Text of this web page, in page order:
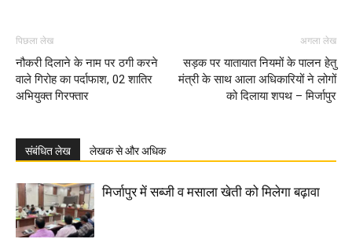
पिछला लेख
नौकरी दिलाने के नाम पर ठगी करने
वाले गिरोह का पर्दाफाश, 02 शातिर
अभियुक्त गिरफ्तार
अगला लेख
सड़क पर यातायात नियमों के पालन हेतु
मंत्री के साथ आला अधिकारियों ने लोगों
को दिलाया शपथ – मिर्जापुर
संबंधित लेख लेखक से और अधिक
मिर्जापुर में सब्जी व मसाला खेती को मिलेगा बढ़ावा